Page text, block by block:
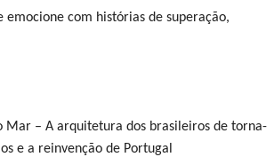
emocione com histórias de superação,
Mar – A arquitetura dos brasileiros de torna-
e a reinvenção de Portugal